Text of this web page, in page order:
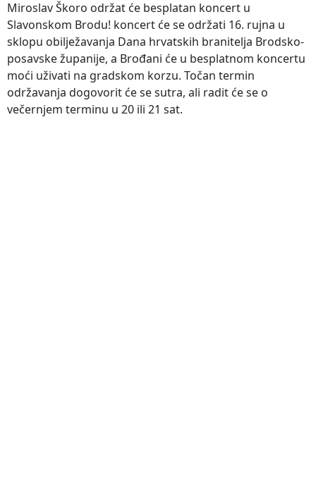
Miroslav Škoro održat će besplatan koncert u
Slavonskom Brodu! koncert će se održati 16. rujna u
sklopu obilježavanja Dana hrvatskih branitelja Brodsko-
posavske županije, a Brođani će u besplatnom koncertu
moći uživati na gradskom korzu. Točan termin
održavanja dogovorit će se sutra, ali radit će se o
večernjem terminu u 20 ili 21 sat.